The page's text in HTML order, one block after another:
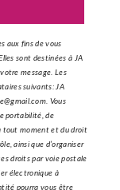
aux fins de vous
sont destinées à JA
message. Les
suivants: JA
Vous
portabilité, de
tout moment et du droit
ainsi que d’organiser
droits par voie postale
électronique à
pourra vous être